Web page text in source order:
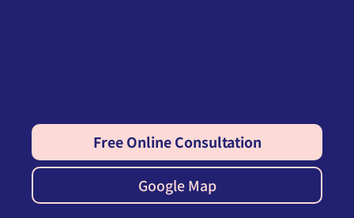
Free Online Consultation
Google Map